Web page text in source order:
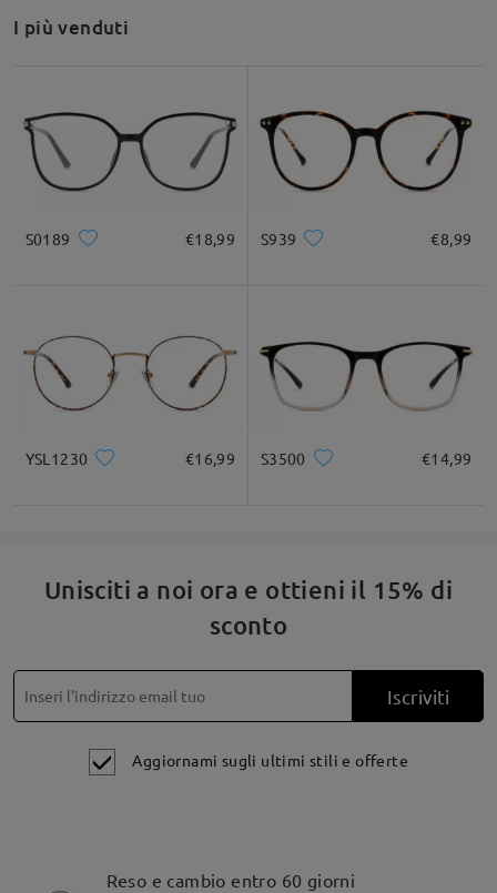
I più venduti
S0189 €18,99 S939 €8,99
YSL1230 €16,99 S3500 €14,99
Unisciti a noi ora e ottieni il 15% di
sconto
Iscriviti
Aggiornami sugli ultimi stili e offerte
Reso e cambio entro 60 giorni